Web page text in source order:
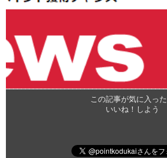
この記事が気に入っ
いいね！しよう